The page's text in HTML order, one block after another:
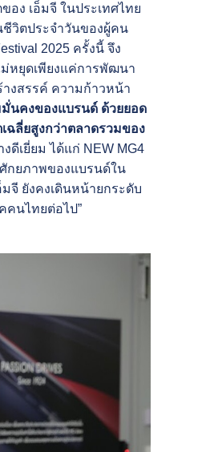
อง เอ็มจี ในประเทศไทย
วิตประจำวันของผู้คน
2025 ครั้งนี้ จึง
หยุดเพียงแค่การพัฒนา
งสรรค์ ความก้าวหน้า
นคงของแบรนด์ ด้วยยอด
ฉลี่ยสูงกว่าตลาดรวมของ
เยี่ยม ได้แก่ NEW MG4
ศักยภาพของแบรนด์ใน
จี ยังคงเดินหน้ายกระดับ
คนไทยต่อไป”